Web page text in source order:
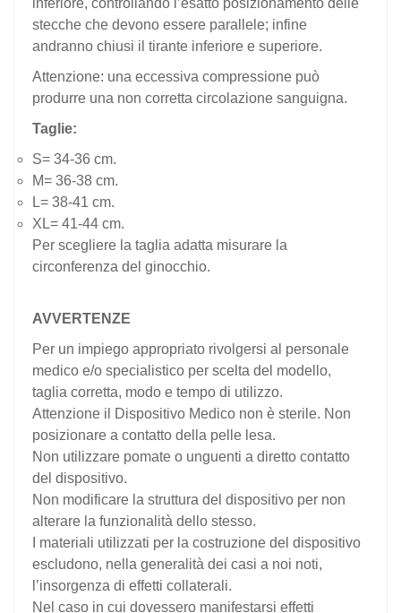
inferiore, controllando l’esatto posizionamento delle
stecche che devono essere parallele; infine
andranno chiusi il tirante inferiore e superiore.
Attenzione: una eccessiva compressione può
produrre una non corretta circolazione sanguigna.
Taglie:
S= 34-36 cm.
M= 36-38 cm.
L= 38-41 cm.
XL= 41-44 cm.
Per scegliere la taglia adatta misurare la
circonferenza del ginocchio.
AVVERTENZE
Per un impiego appropriato rivolgersi al personale
medico e/o specialistico per scelta del modello,
taglia corretta, modo e tempo di utilizzo.
Attenzione il Dispositivo Medico non è sterile. Non
posizionare a contatto della pelle lesa.
Non utilizzare pomate o unguenti a diretto contatto
del dispositivo.
Non modificare la struttura del dispositivo per non
alterare la funzionalità dello stesso.
I materiali utilizzati per la costruzione del dispositivo
escludono, nella generalità dei casi a noi noti,
l’insorgenza di effetti collaterali.
Nel caso in cui dovessero manifestarsi effetti